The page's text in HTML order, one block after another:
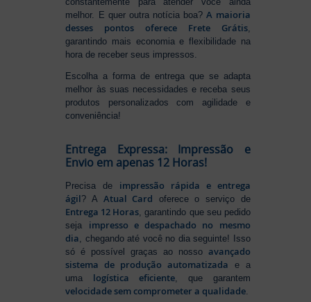
melhor. E quer outra notícia boa?A maioria
desses pontos oferece Frete Grátis,
garantindo mais economia e flexibilidade na
hora de receber seus impressos.
Escolha a forma de entrega que se adapta
melhor às suas necessidades e receba seus
produtos personalizados com agilidade e
conveniência!
Entrega Expressa: Impressão e
Envio em apenas 12 Horas!
Precisa de impressão rápida e entrega
ágil? A Atual Card oferece o serviço de
Entrega 12 Horas, garantindo que seu pedido
seja impresso e despachado no mesmo
dia, chegando até você no dia seguinte! Isso
só é possível graças ao nosso avançado
sistema de produção automatizada e a
uma logística eficiente, que garantem
velocidade sem comprometer a qualidade.